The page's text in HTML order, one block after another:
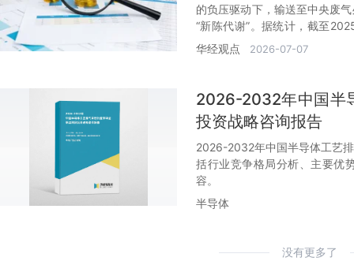
的负压驱动下，输送至中央废
“新陈代谢”。据统计，截至
元，预计2026年增长至20亿美
华经观点 2026-07-07
2026-2032年中国半
投资战略咨询报告
2026-2032年中国半导体工艺
括行业竞争格局分析、主要优
容。
半导体
没有更多了